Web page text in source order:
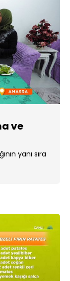
ve
yanı sıra